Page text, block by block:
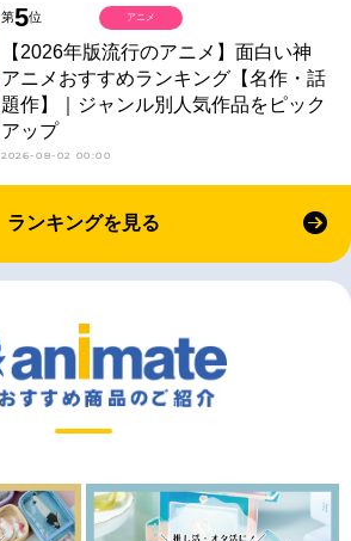
第5位
【2026年版流行のアニメ】面白い神
アニメおすすめランキング【名作・話
題作】｜ジャンル別人気作品をピック
アップ
2026-08-02 00:00
アニメ
ランキングを見る